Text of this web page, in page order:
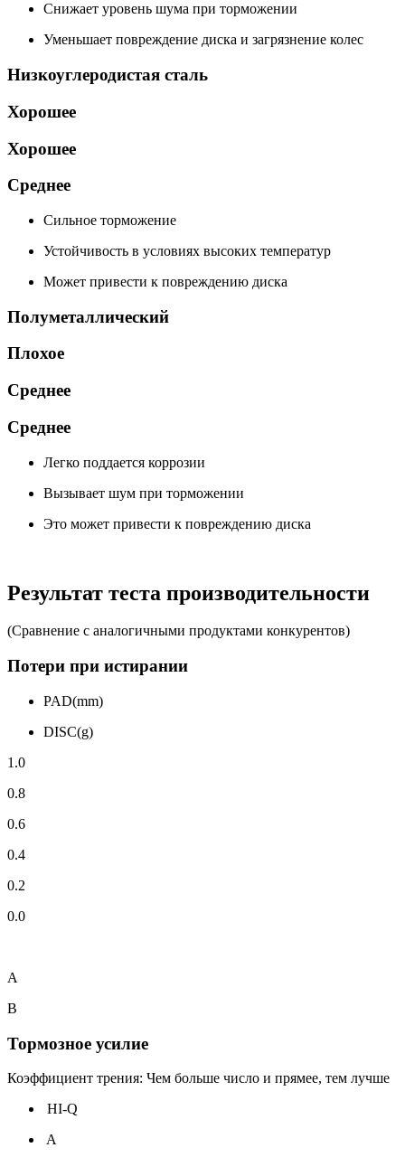
Снижает уровень шума при торможении
Уменьшает повреждение диска и загрязнение колес
Низкоуглеродистая сталь
Хорошее
Хорошее
Среднее
Сильное торможение
Устойчивость в условиях высоких температур
Может привести к повреждению диска
Полуметаллический
Плохое
Среднее
Среднее
Легко поддается коррозии
Вызывает шум при торможении
Это может привести к повреждению диска
Результат теста производительности
(Сравнение с аналогичными продуктами конкурентов)
Потери при истирании
PAD(mm)
DISC(g)
1.0
0.8
0.6
0.4
0.2
0.0
A
B
Тормозное усилие
Коэффициент трения: Чем больше число и прямее, тем лучше
HI-Q
A